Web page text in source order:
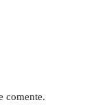
comente.